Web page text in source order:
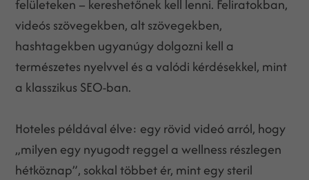
felületeken – kereshetőnek kell lenni. Feliratokban,
videós szövegekben, alt szövegekben,
hashtagekben ugyanúgy dolgozni kell a
természetes nyelvvel és a valódi kérdésekkel, mint
a klasszikus SEO-ban.
Hoteles példával élve: egy rövid videó arról, hogy
„milyen egy nyugodt reggel a wellness részlegen
hétköznap”, sokkal többet ér, mint egy steril